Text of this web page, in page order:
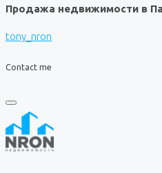
Продажа недвижимости в
tony_nron
Contact me